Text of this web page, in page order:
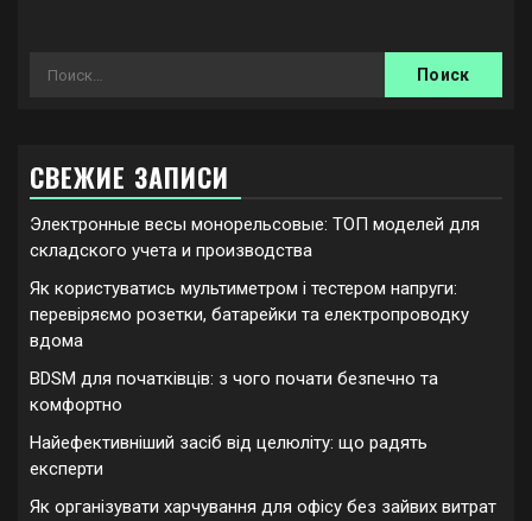
Найти:
СВЕЖИЕ ЗАПИСИ
Электронные весы монорельсовые: ТОП моделей для
складского учета и производства
Як користуватись мультиметром і тестером напруги:
перевіряємо розетки, батарейки та електропроводку
вдома
BDSM для початківців: з чого почати безпечно та
комфортно
Найефективніший засіб від целюліту: що радять
експерти
Як організувати харчування для офісу без зайвих витрат